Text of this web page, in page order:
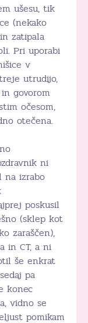
ušesu, tik
(nekako
zatipala
Pri uporabi
v
utrudijo,
govorom
očesom,
otečena.
ni
na izrabo
poskusil
(sklep kot
zaraščen),
in CT, a ni
še enkrat
pa
konec
vidno se
pomikam